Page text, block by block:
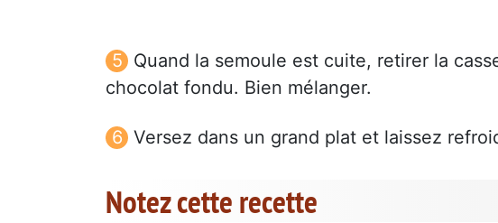
Quand la semoule est cuite, retirer la
chocolat fondu. Bien mélanger.
Versez dans un grand plat et laissez
Notez cette recette